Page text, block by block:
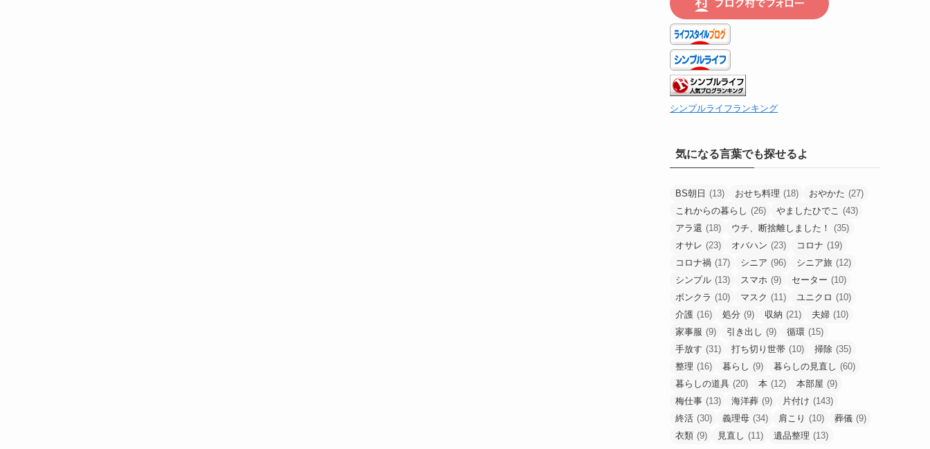
シンプルライフランキング
気になる言葉でも探せるよ
BS朝日 (13) おせち料理 (18) おやかた (27)
これからの暮らし (26) やましたひでこ (43)
アラ還 (18) ウチ、断捨離しました！
(35)
オサレ (23) オバハン (23) コロナ (19)
コロナ禍 (17) シニア (96) シニア旅 (12)
シンプル (13) スマホ (9) セーター (10)
ボンクラ (10) マスク (11) ユニクロ (10)
介護 (16) 処分 (9) 収納 (21) 夫婦 (10)
家事服 (9) 引き出し (9) 循環 (15)
手放す (31) 打ち切り世帯 (10) 掃除 (35)
整理 (16) 暮らし (9) 暮らしの見直し (60)
暮らしの道具 (20) 本 (12) 本部屋 (9)
梅仕事 (13) 海洋葬 (9) 片付け (143)
終活 (30) 義理母 (34) 肩こり (10) 葬儀 (9)
衣類 (9) 見直し (11) 遺品整理 (13)